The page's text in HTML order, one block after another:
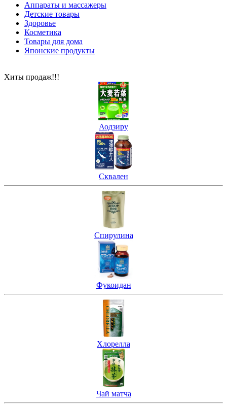
Аппараты и массажеры
Детские товары
Здоровье
Косметика
Товары для дома
Японские продукты
Хиты продаж!!!
Аодзиру
Сквален
Спирулина
Фукоидан
Хлорелла
Чай матча